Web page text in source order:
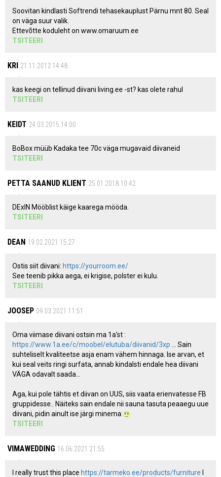
Soovitan kindlasti Softrendi tehasekauplust Pärnu mnt 80. Seal
on väga suur valik.
Ettevõtte koduleht on www.omaruum.ee
TSITEERI
KRI 21.11.2012 14:48
kas keegi on tellinud diivani living.ee -st? kas olete rahul
TSITEERI
KEIDT 24.03.2015 14:00
BoBox müüb Kadaka tee 70c väga mugavaid diivaneid
TSITEERI
PETTA SAANUD KLIENT 25.01.2018 10:42
DExIN Mööblist käige kaarega mööda.
TSITEERI
DEAN 19.02.2021 15:27
Ostis siit diivani: https://yourroom.ee/
See teenib pikka aega, ei krigise, polster ei kulu.
TSITEERI
JOOSEP 09.03.2021 11:51
Oma viimase diivani ostsin ma 1a'st :
https://www.1a.ee/c/moobel/elutuba/diivanid/3xp ... Sain
suhteliselt kvaliteetse asja enam vähem hinnaga. Ise arvan, et
kui seal veits ringi surfata, annab kindalsti endale hea diivani
VÄGA odavalt saada...
Aga, kui pole tähtis et diivan on UUS, siis vaata erienvatesse FB
gruppidesse.. Näiteks sain endale nii sauna tasuta peaaegu uue
diivani, pidin ainult ise järgi minema
TSITEERI
VIMAWEDDING 16.06.2021 21:55
I really trust this place https://tarmeko.ee/products/furniture